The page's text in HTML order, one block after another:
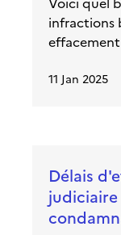
infractions
11 Jan 2025
Délais